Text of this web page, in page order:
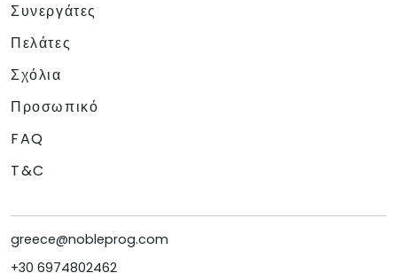
Συνεργάτες
Πελάτες
Σχόλια
Προσωπικό
FAQ
T&C
greece@nobleprog.com
+30 6974802462